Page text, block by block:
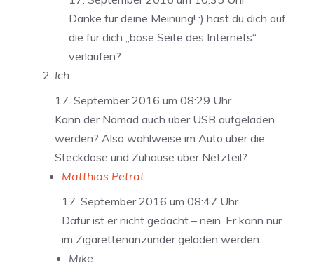
Danke für deine Meinung! :) hast du dich auf
die für dich „böse Seite des Internets“
verlaufen?
Ich
17. September 2016 um 08:29 Uhr
Kann der Nomad auch über USB aufgeladen
werden? Also wahlweise im Auto über die
Steckdose und Zuhause über Netzteil?
Matthias Petrat
17. September 2016 um 08:47 Uhr
Dafür ist er nicht gedacht – nein. Er kann nur
im Zigarettenanzünder geladen werden.
Mike